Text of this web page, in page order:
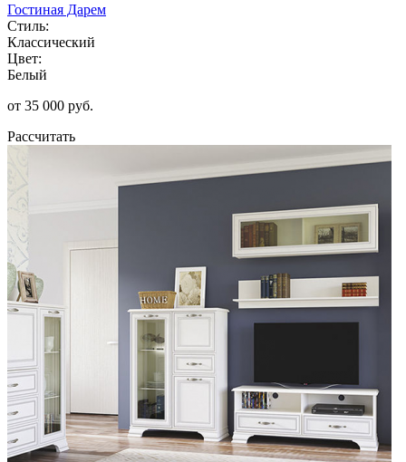
Гостиная Дарем
Стиль:
Классический
Цвет:
Белый
от 35 000 руб.
Рассчитать